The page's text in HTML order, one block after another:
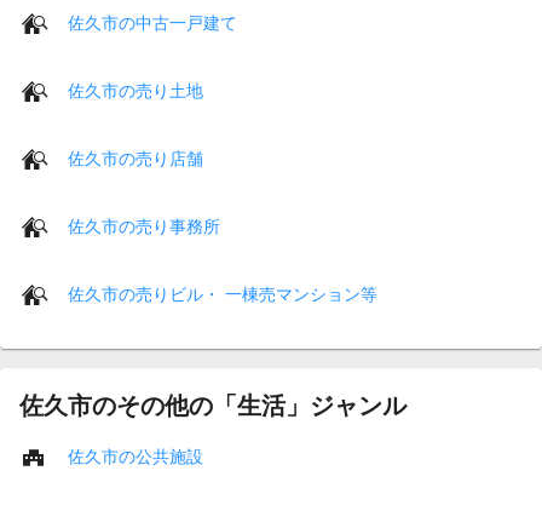
佐久市の中古一戸建て
佐久市の売り土地
佐久市の売り店舗
佐久市の売り事務所
佐久市の売りビル・ 一棟売マンション等
佐久市のその他の「生活」ジャンル
佐久市の公共施設